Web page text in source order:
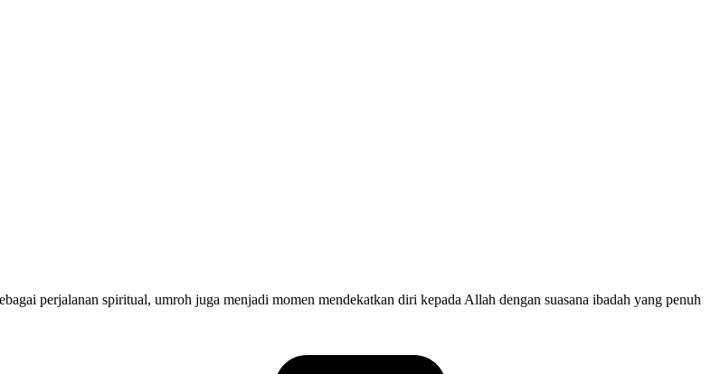
perjalanan spiritual, umroh juga menjadi momen mendekatkan diri kepada Allah dengan suasana ibadah yang penuh